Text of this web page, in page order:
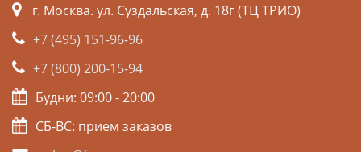
г. Москва. ул. Суздальская, д. 18г (ТЦ ТРИО)
+7 (495) 151-96-96
+7 (800) 200-15-94
Будни: 09:00 - 20:00
СБ-ВС: прием заказов